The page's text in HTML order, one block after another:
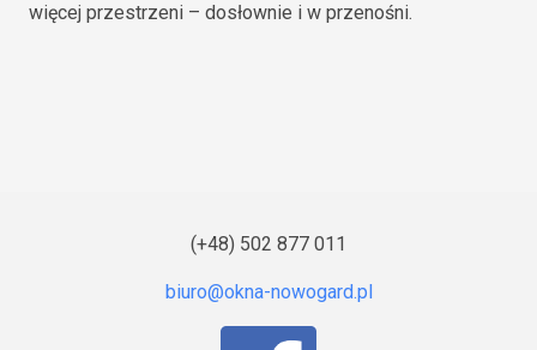
więcej przestrzeni – dosłownie i w przenośni.
(+48) 502 877 011